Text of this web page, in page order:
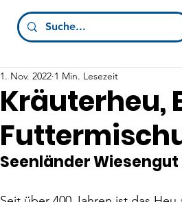
Kräuterheu,
1. Nov. 2022 1 Min. Lesezeit
Seenländer